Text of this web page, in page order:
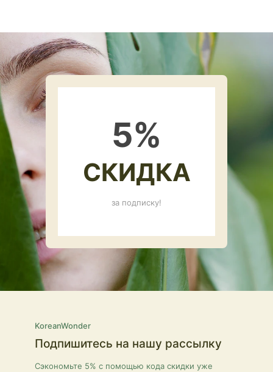
5%
СКИДКА
за подписку!
KoreanWonder
Подпишитесь на нашу рассылку
Сэкономьте 5% с помощью кода скидки уже